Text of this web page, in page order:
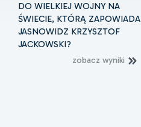
DO WIELKIEJ WOJNY NA
ŚWIECIE, KTÓRĄ ZAPOWIADA
JASNOWIDZ KRZYSZTOF
JACKOWSKI?
zobacz wyniki